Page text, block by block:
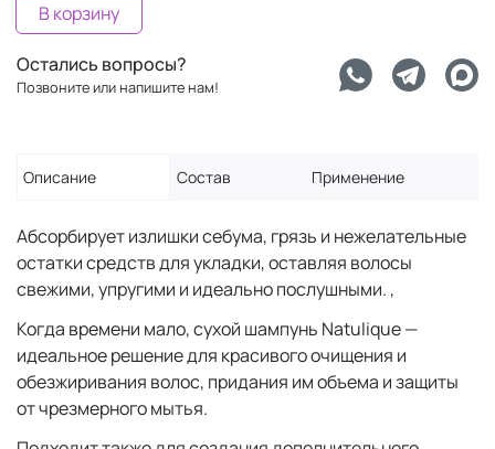
В корзину
Остались вопросы?
Позвоните или напишите нам!
Описание Состав Применение
Абсорбирует излишки себума, грязь и нежелательные
остатки средств для укладки, оставляя волосы
свежими, упругими и идеально послушными. ,
Когда времени мало, сухой шампунь Natulique —
идеальное решение для красивого очищения и
обезжиривания волос, придания им объема и защиты
от чрезмерного мытья.